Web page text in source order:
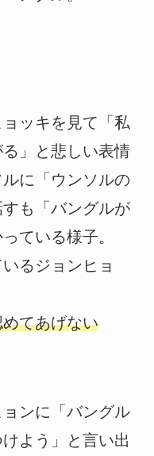
ッキを見て「私
」と悲しい表情
に「ウンソルの
も「バングルが
ている様子。
るジョンヒョ
てあげない
ンに「バングル
よう」と言い出